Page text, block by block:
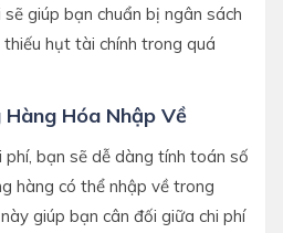
giúp bạn chuẩn bị ngân sách
hụt tài chính trong quá
Hóa Nhập Về
phí, bạn sẽ dễ dàng tính toán số
hàng có thể nhập về trong
giúp bạn cân đối giữa chi phí